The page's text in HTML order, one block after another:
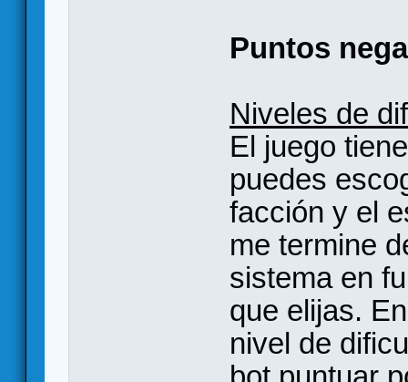
Puntos
Niveles de
El juego
puedes
facción y el
me termine
sistema en
que elijas.
nivel de